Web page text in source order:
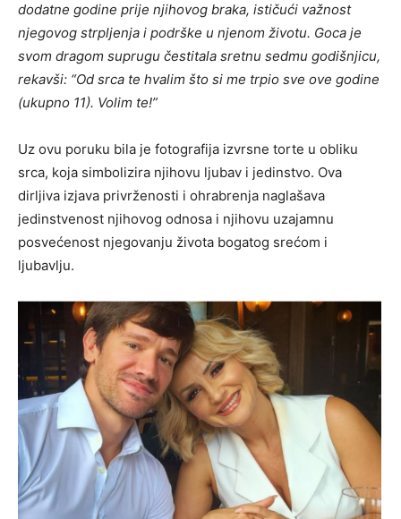
dodatne godine prije njihovog braka, ističući važnost
njegovog strpljenja i podrške u njenom životu. Goca je
svom dragom suprugu čestitala sretnu sedmu godišnjicu,
rekavši: “Od srca te hvalim što si me trpio sve ove godine
(ukupno 11). Volim te!”
Uz ovu poruku bila je fotografija izvrsne torte u obliku
srca, koja simbolizira njihovu ljubav i jedinstvo. Ova
dirljiva izjava privrženosti i ohrabrenja naglašava
jedinstvenost njihovog odnosa i njihovu uzajamnu
posvećenost njegovanju života bogatog srećom i
ljubavlju.